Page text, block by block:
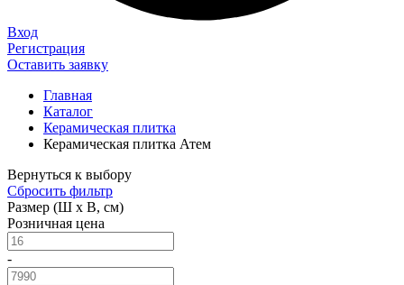
Вход
Регистрация
Оставить заявку
Главная
Каталог
Керамическая плитка
Керамическая плитка Атем
Вернуться к выбору
Сбросить фильтр
Размер (Ш х В, см)
Розничная цена
-